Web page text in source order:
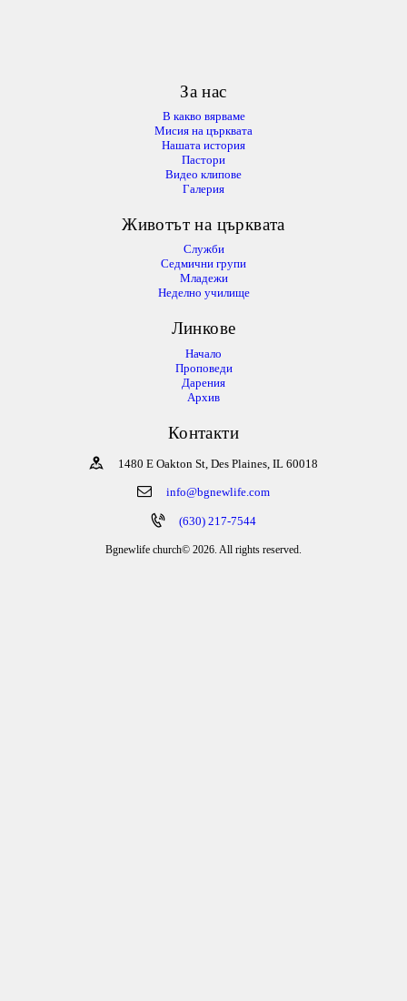
За нас
В какво вярваме
Мисия на църквата
Нашата история
Пастори
Видео клипове
Галерия
Животът на църквата
Служби
Седмични групи
Младежи
Неделно училище
Линкове
Начало
Проповеди
Дарения
Архив
Контакти
1480 E Oakton St, Des Plaines, IL 60018
info@bgnewlife.com
(630) 217-7544
Bgnewlife church© 2026. All rights reserved.